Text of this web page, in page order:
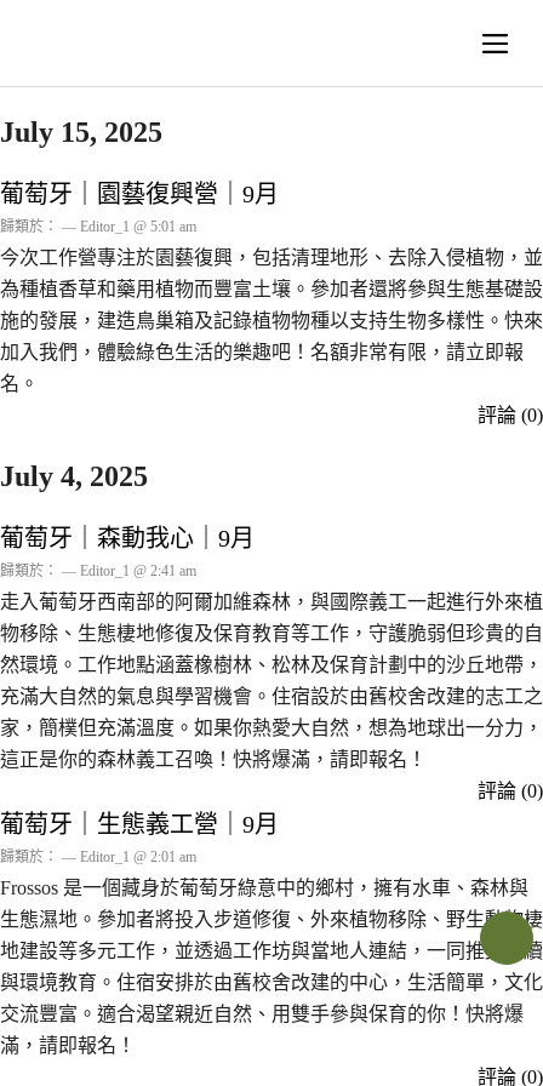
July 15, 2025
葡萄牙｜園藝復興營｜9月
歸類於： — Editor_1 @ 5:01 am
今次工作營專注於園藝復興，包括清理地形、去除入侵植物，並
為種植香草和藥用植物而豐富土壤。參加者還將參與生態基礎設
施的發展，建造鳥巢箱及記錄植物物種以支持生物多樣性。快來
加入我們，體驗綠色生活的樂趣吧！名額非常有限，請立即報
名。
評論 (0)
July 4, 2025
葡萄牙｜森動我心｜9月
歸類於： — Editor_1 @ 2:41 am
走入葡萄牙西南部的阿爾加維森林，與國際義工一起進行外來植
物移除、生態棲地修復及保育教育等工作，守護脆弱但珍貴的自
然環境。工作地點涵蓋橡樹林、松林及保育計劃中的沙丘地帶，
充滿大自然的氣息與學習機會。住宿設於由舊校舍改建的志工之
家，簡樸但充滿溫度。如果你熱愛大自然，想為地球出一分力，
這正是你的森林義工召喚！快將爆滿，請即報名！
評論 (0)
葡萄牙｜生態義工營｜9月
歸類於： — Editor_1 @ 2:01 am
Frossos 是一個藏身於葡萄牙綠意中的鄉村，擁有水車、森林與
生態濕地。參加者將投入步道修復、外來植物移除、野生動物棲
地建設等多元工作，並透過工作坊與當地人連結，一同推動永續
與環境教育。住宿安排於由舊校舍改建的中心，生活簡單，文化
交流豐富。適合渴望親近自然、用雙手參與保育的你！快將爆
滿，請即報名！
評論 (0)